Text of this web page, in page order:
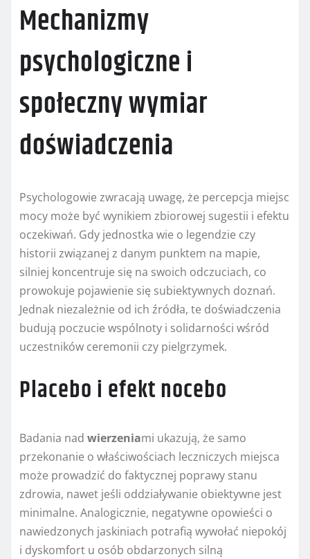
Mechanizmy
psychologiczne i
społeczny wymiar
doświadczenia
Psychologowie zwracają uwagę, że percepcja miejsc
mocy może być wynikiem zbiorowej sugestii i efektu
oczekiwań. Gdy jednostka wie o legendzie czy
historii zwią­zanej z danym punktem na mapie,
silniej koncentruje się na swoich odczuciach, co
prowokuje pojawienie się subiektywnych doznań.
Jednak niezależnie od ich źródła, te doświadczenia
budują poczucie wspólnoty i solidarności wśród
uczestników ceremonii czy pielgrzymek.
Placebo i efekt nocebo
Badania nad wierzeniami ukazują, że samo
przekonanie o właściwościach leczniczych miejsca
może prowadzić do faktycznej poprawy stanu
zdrowia, nawet jeśli oddziaływanie obiektywne jest
minimalne. Analogicznie, negatywne opowieści o
nawiedzonych jaskiniach potrafią wywołać niepokój
i dyskomfort u osób obdarzonych silną